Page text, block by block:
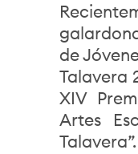
de
Talavera
XIV
Artes
Talavera”.